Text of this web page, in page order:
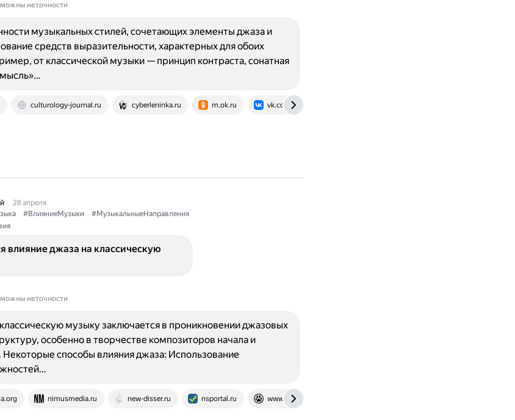
неточности
culturology-journal.ru cyberleninka.ru m.ok.ru vk.com
музыкальных стилей, сочетающих элементы джаза и
средств выразительности, характерных для обоих
от классической музыки — принцип контраста, сонатная
28 апреля
#ВлияниеМузыки
#МузыкальныеНаправления
влияние джаза на классическую
неточности
nimusmedia.ru new-disser.ru nsportal.ru www.dissercat.com
музыку заключается в проникновении джазовых
особенно в творчестве композиторов начала и
Некоторые способы влияния джаза: Использование